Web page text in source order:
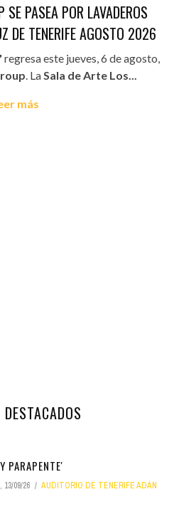
PASEA POR LAVADEROS
DE TENERIFE AGOSTO 2026
regresa este jueves, 6 de agosto,
. La Sala de Arte Los...
más
PARAPENTE'
13/09/26
AUDITORIO DE TENERIFE ADÁN